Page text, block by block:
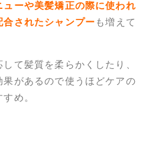
ューや美髪矯正の際に使われ
されたシャンプー も増えて
て髪質を柔らかくしたり、
果があるので使うほどケアの
め。